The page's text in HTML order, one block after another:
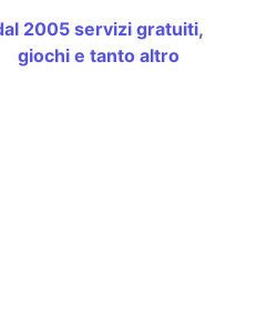
2005 servizi gratuiti,
giochi e tanto altro